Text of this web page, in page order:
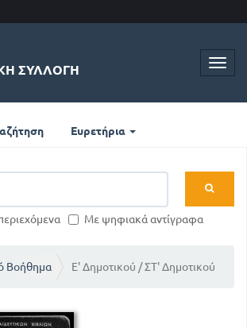
ΣΥΛΛΟΓΉ
Ευρετήρια
Με ψηφιακά αντίγραφα
Βοήθημα Ε' Δημοτικού / ΣΤ' Δημοτικού